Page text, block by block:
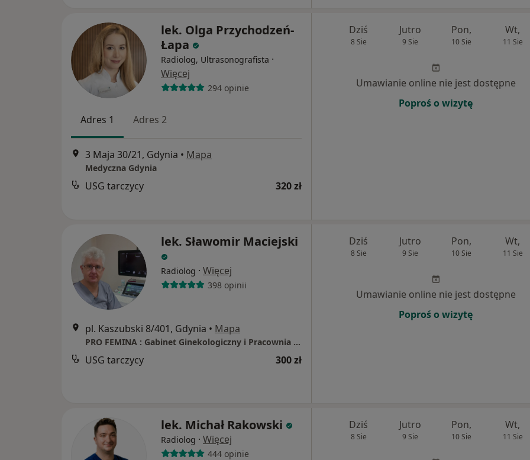
lek. Olga Przychodzeń-
Łapa
Radiolog, Ultrasonografista ·
Więcej
294 opinie
Adres 1 Adres 2
3 Maja 30/21, Gdynia • Mapa
Medyczna Gdynia
USG tarczycy 320 zł
Dziś
8 Sie
Jutro
9 Sie
Pon,
10 Sie
Wt,
11 Sie
Umawianie online nie jest dostępne
Poproś o wizytę
lek. Sławomir Maciejski
Radiolog · Więcej
398 opinii
pl. Kaszubski 8/401, Gdynia • Mapa
PRO FEMINA : Gabinet Ginekologiczny i Pracownia Badań Usg
USG tarczycy 300 zł
Dziś
8 Sie
Jutro
9 Sie
Pon,
10 Sie
Wt,
11 Sie
Umawianie online nie jest dostępne
Poproś o wizytę
lek. Michał Rakowski
Radiolog · Więcej
444 opinie
Dziś
8 Sie
Jutro
9 Sie
Pon,
10 Sie
Wt,
11 Sie